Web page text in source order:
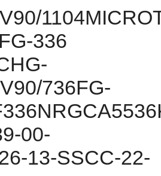
336
736FG-
00-
13-SSCC-22-